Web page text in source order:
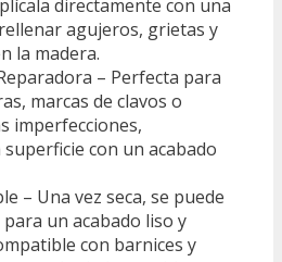
directamente con una
agujeros, grietas y
la madera.
– Perfecta para
marcas de clavos o
imperfecciones,
con un acabado
– Una vez seca, se puede
un acabado liso y
con barnices y